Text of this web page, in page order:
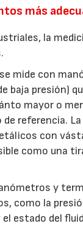
más
la
mide con
baja presión)
mayor o
referencia.
con
como una
y
como la
estado del